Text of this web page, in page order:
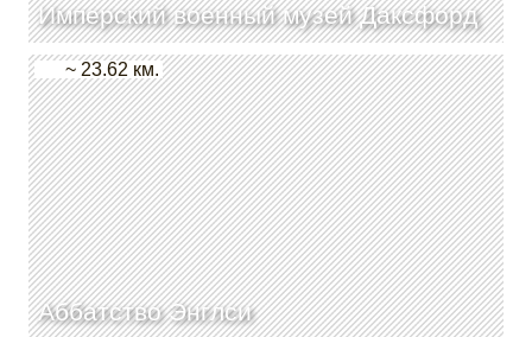
Имперский военный музей Даксфорд
Аббатство Энглси
~ 23.62 км.